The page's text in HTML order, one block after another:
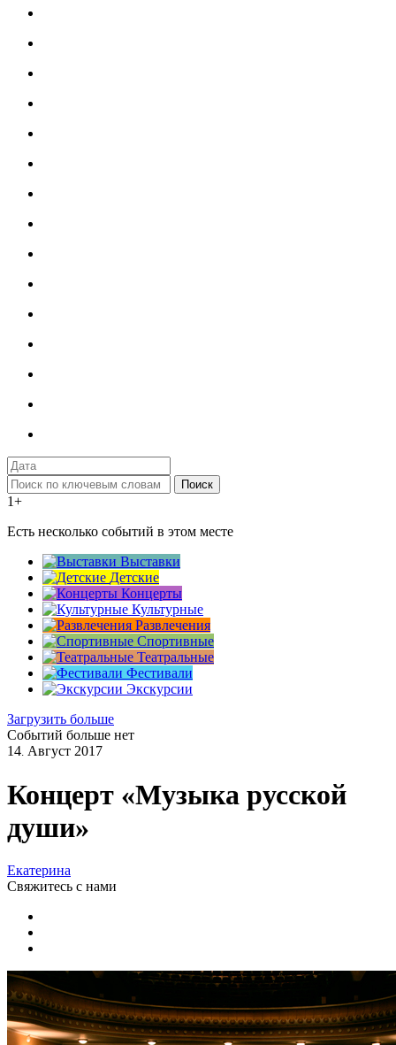
Поиск
1+
Есть несколько событий в этом месте
Выставки
Детские
Концерты
Культурные
Развлечения
Спортивные
Театральные
Фестивали
Экскурсии
Загрузить больше
Событий больше нет
14. Август 2017
Концерт «Музыка русской
души»
Екатерина
Свяжитесь с нами